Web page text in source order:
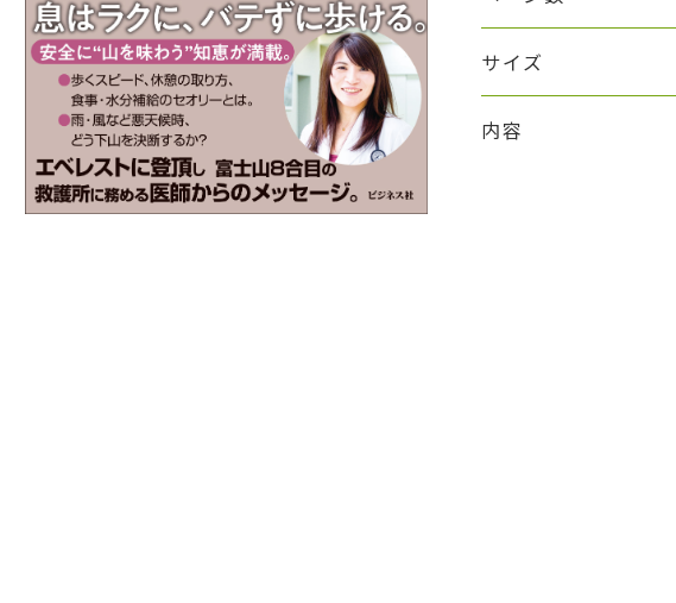
サイズ
内容